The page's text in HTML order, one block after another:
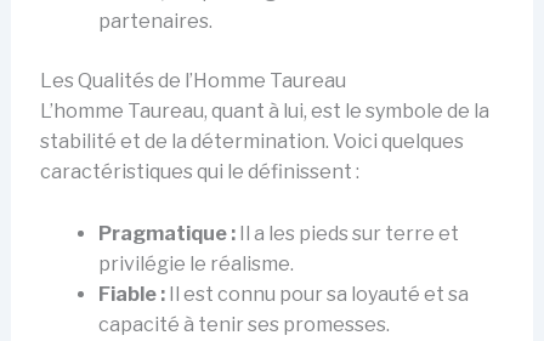
partenaires.
Les Qualités de l’Homme Taureau
L’homme Taureau, quant à lui, est le symbole de la
stabilité et de la détermination. Voici quelques
caractéristiques qui le définissent :
Pragmatique :Il a les pieds sur terre et
privilégie le réalisme.
Fiable :Il est connu pour sa loyauté et sa
capacité à tenir ses promesses.